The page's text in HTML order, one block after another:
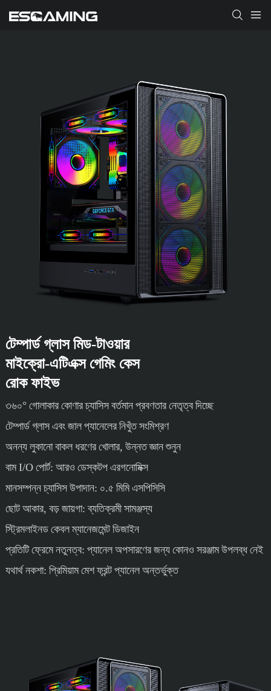
টেম্পার্ড গ্লাস মিড-টাওয়ার
মাইক্রো-এটিএক্স গেমিং কেস
রোক ফাইভ
৩৬০° গোলাকার কোণার চ্যাসিস বর্তমান প্রবণতার নেতৃত্ব দিচ্ছে
টেম্পার্ড গ্লাস এবং জাল প্যানেলের নিখুঁত সংমিশ্রণ
অনন্য লুকানো বাকল ধরণের খোলার, উন্নত জ্ঞান শুনুন
বাম I/O পোর্ট: আরও ডেস্কটপ এরগনোমিক্স
মানসম্পন্ন চ্যাসিস উপাদান: ০.৫ মিমি এসপিসিসি
ছোট আকার, বড় জায়গা: ব্যতিক্রমী সামঞ্জস্য
স্ট্রিমলাইনড কেবল ম্যানেজমেন্ট ডিজাইন
প্রতিটি ফ্রেমে নতুনত্ব: প্যানেল অপসারণের জন্য কোনও সরঞ্জাম উপলব্ধ নেই
যথার্থ নকশা: প্রিমিয়াম মেশ ফ্রন্ট প্যানেল অন্তর্ভুক্ত